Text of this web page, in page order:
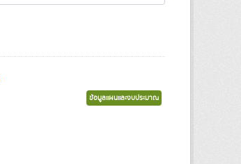
ข้อมูลแผนและงบประมาณ